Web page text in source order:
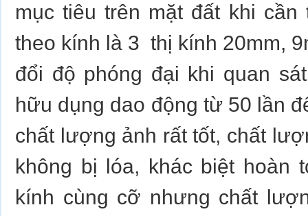
mục tiêu trên mặt đất khi cần
theo kính là 3 thị kính 20mm,
đổi độ phóng đại khi quan
hữu dụng dao động từ 50 lần
chất lượng ảnh rất tốt, chất
không bị lóa, khác biệt hoàn
kính cùng cỡ nhưng chất